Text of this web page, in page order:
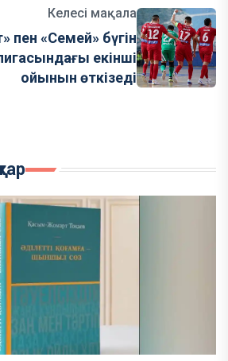
Келесі мақала
пен «Семей» бүгін
екінші
ойынын өткізеді